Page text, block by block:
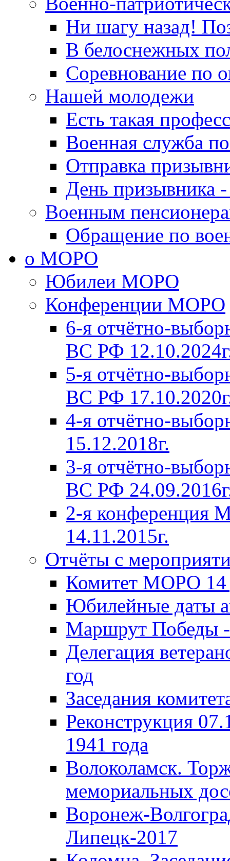
Ни шагу назад!
В белоснежных
Соревнование по
Нашей молодежи
Есть такая
Военная служба
Отправка
День призывника
Военным
Обращение по
о МОРО
Юбилеи МОРО
Конференции МОРО
6-я отчётно-
ВС РФ
5-я отчётно-
ВС РФ
4-я отчётно-
15.12.2018г.
3-я отчётно-
ВС РФ
2-я
14.11.2015г.
Отчёты с
Комитет МОРО 14
Юбилейные даты
Маршрут Победы
Делегация
год
Заседания
Реконструкция
1941 года
Волоколамск.
мемориальных
Воронеж-
Липецк-2017